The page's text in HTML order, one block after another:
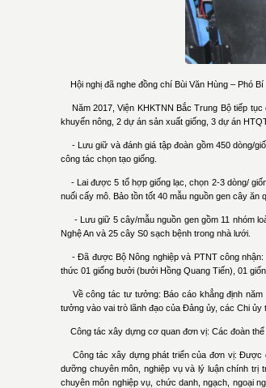
Hội nghị đã nghe đồng chí Bùi Văn Hùng – Phó
Năm 2017, Viện KHKTNN Bắc Trung Bộ tiếp
khuyến nông, 2 dự án sản xuất giống, 3 dự án
- Lưu giữ và đánh giá tập đoàn gồm 450 dòng/
công tác chọn tạo giống.
- Lai được 5 tổ hợp giống lạc, chọn 2-3 dòng/
nuối cấy mô. Bảo tồn tốt 40 mẫu nguồn gen cây ăn
- Lưu giữ 5 cây/mẫu nguồn gen gồm 11 nhóm
Nghệ An và 25 cây S0 sạch bệnh trong nhà lưới.
- Đã được Bộ Nông nghiệp và PTNT công nhận:
thức 01 giống bưởi (bưởi Hồng Quang Tiến), 01
Về công tác tư tưởng: Báo cáo khẳng định năm
tưởng vào vai trò lãnh đạo của Đảng ủy, các Chi ủy
Công tác xây dựng cơ quan đơn vị: Các đoàn thể
Công tác xây dựng phát triển của đơn vị: Được
dưỡng chuyên môn, nghiệp vụ và lý luận chính
chuyên môn nghiệp vụ, chức danh, ngạch, ngoại